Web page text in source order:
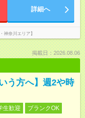
詳細へ
奈川エリア】
掲載日：2026.08.06
う方へ】週2や時
生歓迎
ブランクOK